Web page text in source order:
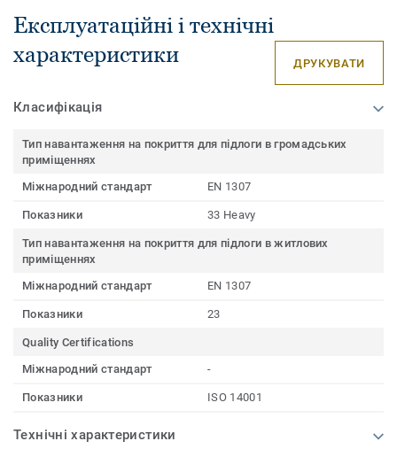
Експлуатаційні і технічні
характеристики
ДРУКУВАТИ
Класифікація
Тип навантаження на покриття для підлоги в громадських
приміщеннях
Міжнародний стандарт
EN 1307
Показники 33 Heavy
Тип навантаження на покриття для підлоги в житлових
приміщеннях
Міжнародний стандарт
EN 1307
Показники 23
Quality Certifications
Міжнародний стандарт
-
Показники ISO 14001
Технічні характеристики